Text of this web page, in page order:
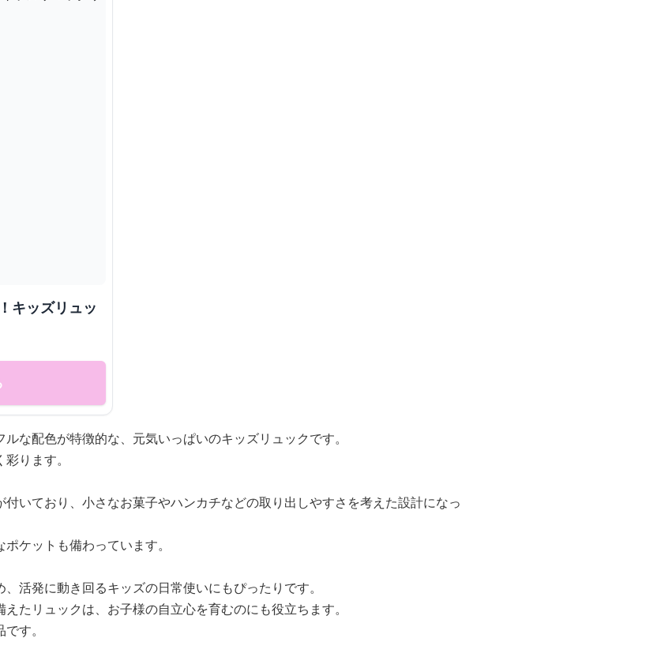
キッズリュッ
な配色が特徴的な、元気いっぱいのキッズリュックです。
ります。
いており、小さなお菓子やハンカチなどの取り出しやすさを考えた設計になっ
ケットも備わっています。
活発に動き回るキッズの日常使いにもぴったりです。
たリュックは、お子様の自立心を育むのにも役立ちます。
す。